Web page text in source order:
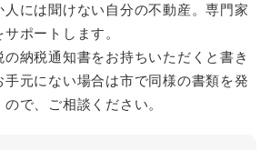
けない自分の不動産。専門家
ポートします。
通知書をお持ちいただくと書き
元にない場合は市で同様の書類を発
で、ご相談ください。